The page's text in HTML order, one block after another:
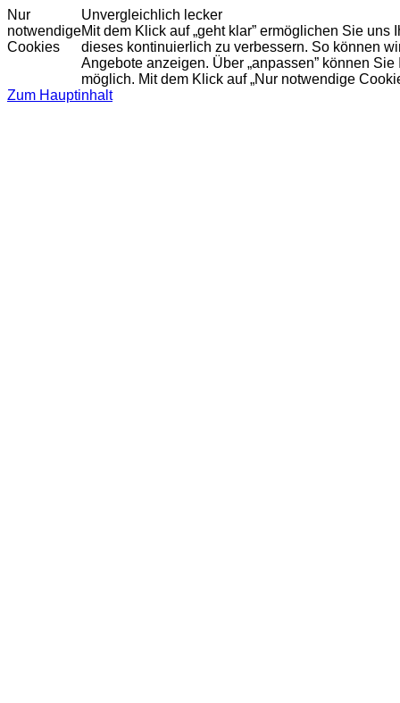
Nur
notwendige
Cookies
Unvergleichlich lecker
Mit dem Klick auf „geht klar” ermöglichen Sie
dieses kontinuierlich zu verbessern. So können
Angebote anzeigen. Über „anpassen” können
möglich. Mit dem Klick auf „Nur notwendige
Zum Hauptinhalt